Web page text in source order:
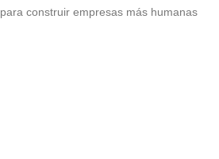
para construir empresas más humanas